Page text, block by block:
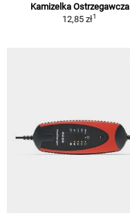
Kamizelka Ostrzegawcza
12,85 zł1